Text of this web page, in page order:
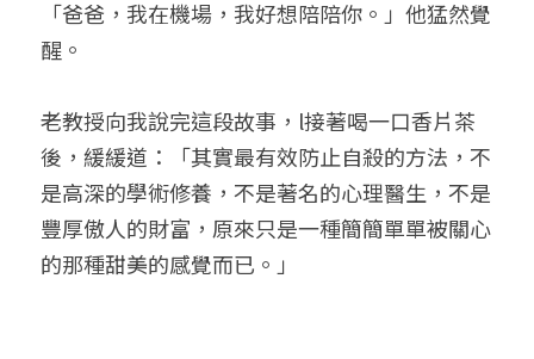
「爸爸，我在機場，我好想陪陪你。」他猛然覺
醒。
老教授向我說完這段故事，l接著喝一口香片茶
後，緩緩道：「其實最有效防止自殺的方法，不
是高深的學術修養，不是著名的心理醫生，不是
豐厚傲人的財富，原來只是一種簡簡單單被關心
的那種甜美的感覺而已。」